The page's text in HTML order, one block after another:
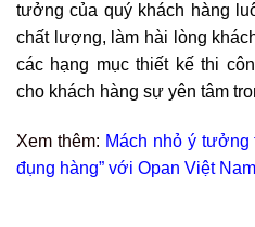
tưởng của quý khách hàng
chất lượng, làm hài lòng
các hạng mục thiết kế thi
cho khách hàng sự yên tâm
Xem thêm: Mách nhỏ ý tưởng
đụng hàng” với Opan Việt Nam